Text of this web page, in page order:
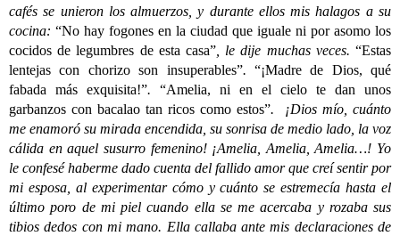
cafés se unieron los almuerzos, y durante ellos mis halagos a su
cocina: “No hay fogones en la ciudad que iguale ni por asomo los
cocidos de legumbres de esta casa” , le dije muchas veces. “Estas
lentejas con chorizo son insuperables”. “¡Madre de Dios, qué
fabada más exquisita!”. “Amelia, ni en el cielo te dan unos
garbanzos con bacalao tan ricos como estos”. ¡Dios mío, cuánto
me enamoró su mirada encendida, su sonrisa de medio lado, la voz
cálida en aquel susurro femenino! ¡Amelia, Amelia, Amelia…! Yo
le confesé haberme dado cuenta del fallido amor que creí sentir por
mi esposa, al experimentar cómo y cuánto se estremecía hasta el
último poro de mi piel cuando ella se me acercaba y rozaba sus
tibios dedos con mi mano. Ella callaba ante mis declaraciones de